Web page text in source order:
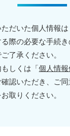
だいた個人情報
際の必要な手続
了承ください。
もしくは「個人情
認いただき、ご
取りください。